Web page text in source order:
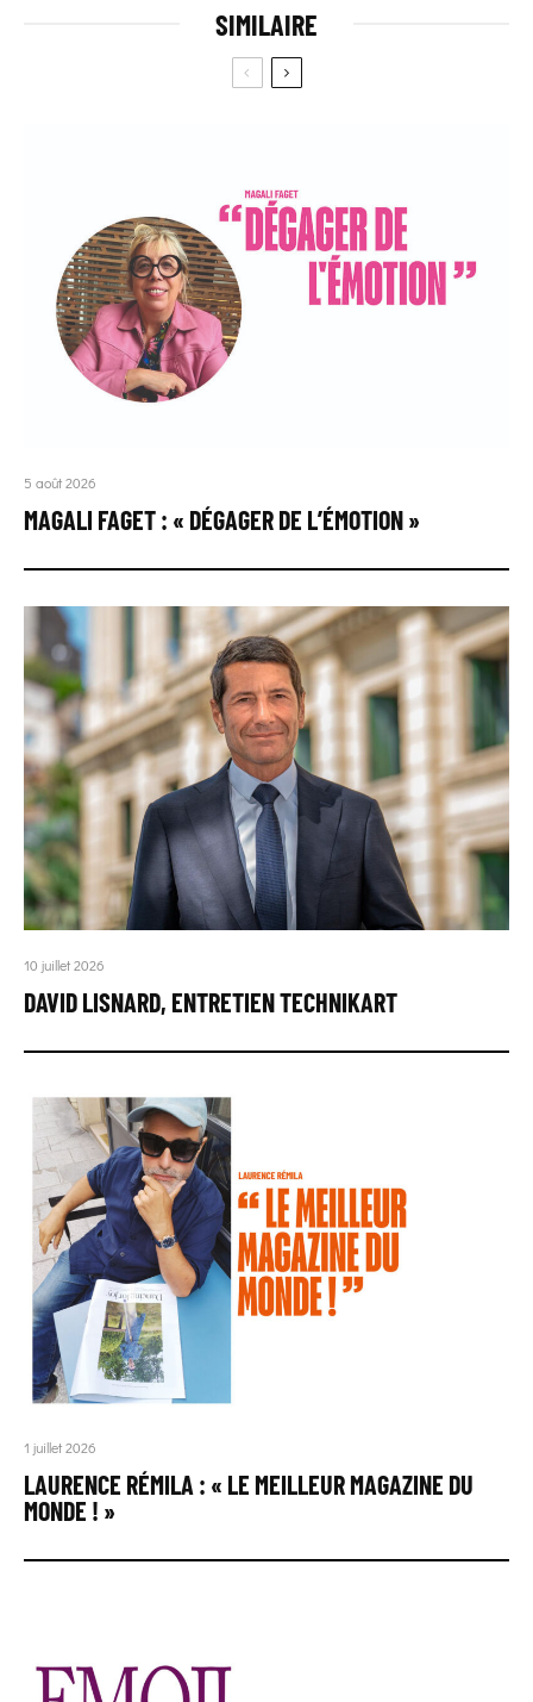
SIMILAIRE
5 août 2026
MAGALI FAGET : « DÉGAGER DE L’ÉMOTION »
10 juillet 2026
DAVID LISNARD, ENTRETIEN TECHNIKART
1 juillet 2026
LAURENCE RÉMILA : « LE MEILLEUR MAGAZINE DU
MONDE ! »